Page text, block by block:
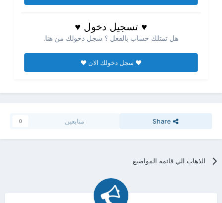
♥ تسجيل دخول ♥
هل تمتلك حساب بالفعل ؟ سجل دخولك من هنا.
♥ سجل دخولك الان ♥
Share متابعين 0
الذهاب الي قائمه المواضيع